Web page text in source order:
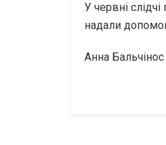
У червні
надали
Анна Бальчінос